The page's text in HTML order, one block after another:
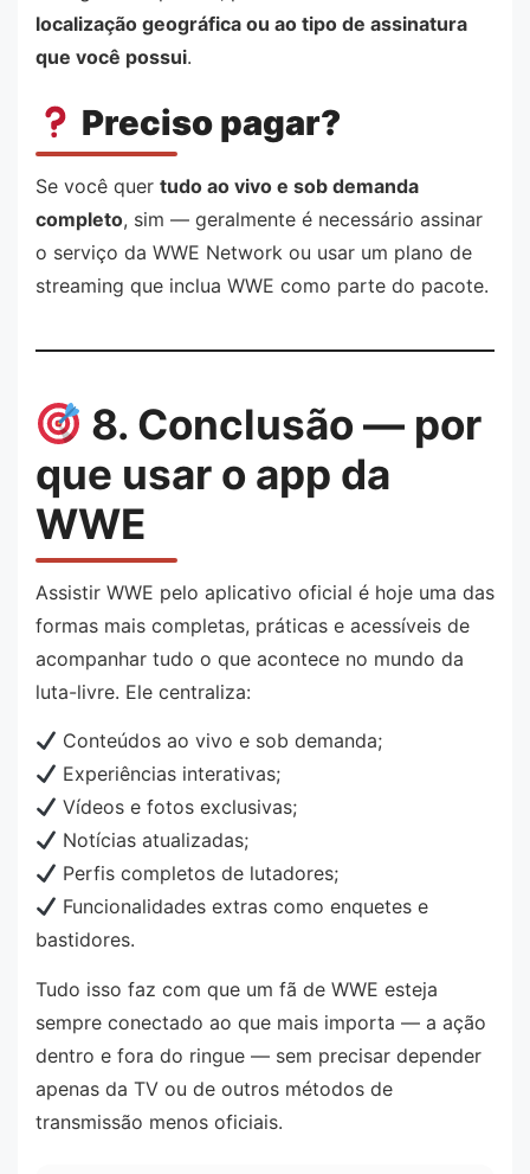
localização geográfica ou ao tipo de assinatura
que você possui.
Preciso pagar?
Se você quer tudo ao vivo e sob demanda
completo, sim — geralmente é necessário assinar
o serviço da WWE Network ou usar um plano de
streaming que inclua WWE como parte do pacote.
8. Conclusão — por
que usar o app da
WWE
Assistir WWE pelo aplicativo oficial é hoje uma das
formas mais completas, práticas e acessíveis de
acompanhar tudo o que acontece no mundo da
luta-livre. Ele centraliza:
Conteúdos ao vivo e sob demanda;
Experiências interativas;
Vídeos e fotos exclusivas;
Notícias atualizadas;
Perfis completos de lutadores;
Funcionalidades extras como enquetes e
bastidores.
Tudo isso faz com que um fã de WWE esteja
sempre conectado ao que mais importa — a ação
dentro e fora do ringue — sem precisar depender
apenas da TV ou de outros métodos de
transmissão menos oficiais.